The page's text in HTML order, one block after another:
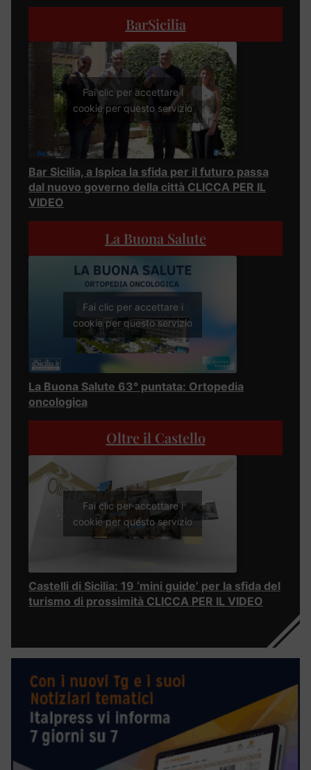
BarSicilia
Fai clic per accettare i
cookie per questo servizio
Bar Sicilia, a Ispica la sfida per il futuro passa
dal nuovo governo della città CLICCA PER IL
VIDEO
La Buona Salute
Fai clic per accettare i
cookie per questo servizio
La Buona Salute 63° puntata: Ortopedia
oncologica
Oltre il Castello
Fai clic per accettare i
cookie per questo servizio
Castelli di Sicilia: 19 ‘mini guide’ per la sfida del
turismo di prossimità CLICCA PER IL VIDEO